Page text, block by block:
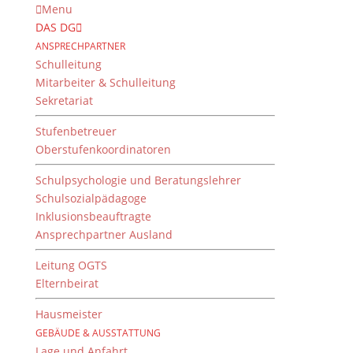
Menu
DAS DG
ANSPRECHPARTNER
Schulleitung
Mitarbeiter & Schulleitung
Sekretariat
Stufenbetreuer
Oberstufenkoordinatoren
Schulpsychologie und Beratungslehrer
Schulsozialpädagoge
Inklusionsbeauftragte
Ansprechpartner Ausland
Leitung OGTS
Elternbeirat
Hausmeister
GEBÄUDE & AUSSTATTUNG
Kunst am Bau
von Dientzenhofer-Gymnasium
Kunst am Bau an einem ungewöhnlichen Ort